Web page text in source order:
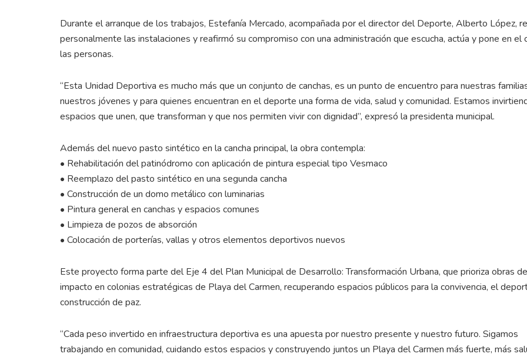
Durante el arranque de los trabajos, Estefanía Mercado, acompañada por el director del Deporte, Alberto López,
personalmente las instalaciones y reafirmó su compromiso con una administración que escucha, actúa y pone en el
las personas.
“Esta Unidad Deportiva es mucho más que un conjunto de canchas, es un punto de encuentro para nuestras
nuestros jóvenes y para quienes encuentran en el deporte una forma de vida, salud y comunidad. Estamos
espacios que unen, que transforman y que nos permiten vivir con dignidad”, expresó la presidenta municipal.
Además del nuevo pasto sintético en la cancha principal, la obra contempla:
• Rehabilitación del patinódromo con aplicación de pintura especial tipo Vesmaco
• Reemplazo del pasto sintético en una segunda cancha
• Construcción de un domo metálico con luminarias
• Pintura general en canchas y espacios comunes
• Limpieza de pozos de absorción
• Colocación de porterías, vallas y otros elementos deportivos nuevos
Este proyecto forma parte del Eje 4 del Plan Municipal de Desarrollo: Transformación Urbana, que prioriza obras
impacto en colonias estratégicas de Playa del Carmen, recuperando espacios públicos para la convivencia, el
construcción de paz.
“Cada peso invertido en infraestructura deportiva es una apuesta por nuestro presente y nuestro futuro. Sigamos
trabajando en comunidad, cuidando estos espacios y construyendo juntos un Playa del Carmen más fuerte, más